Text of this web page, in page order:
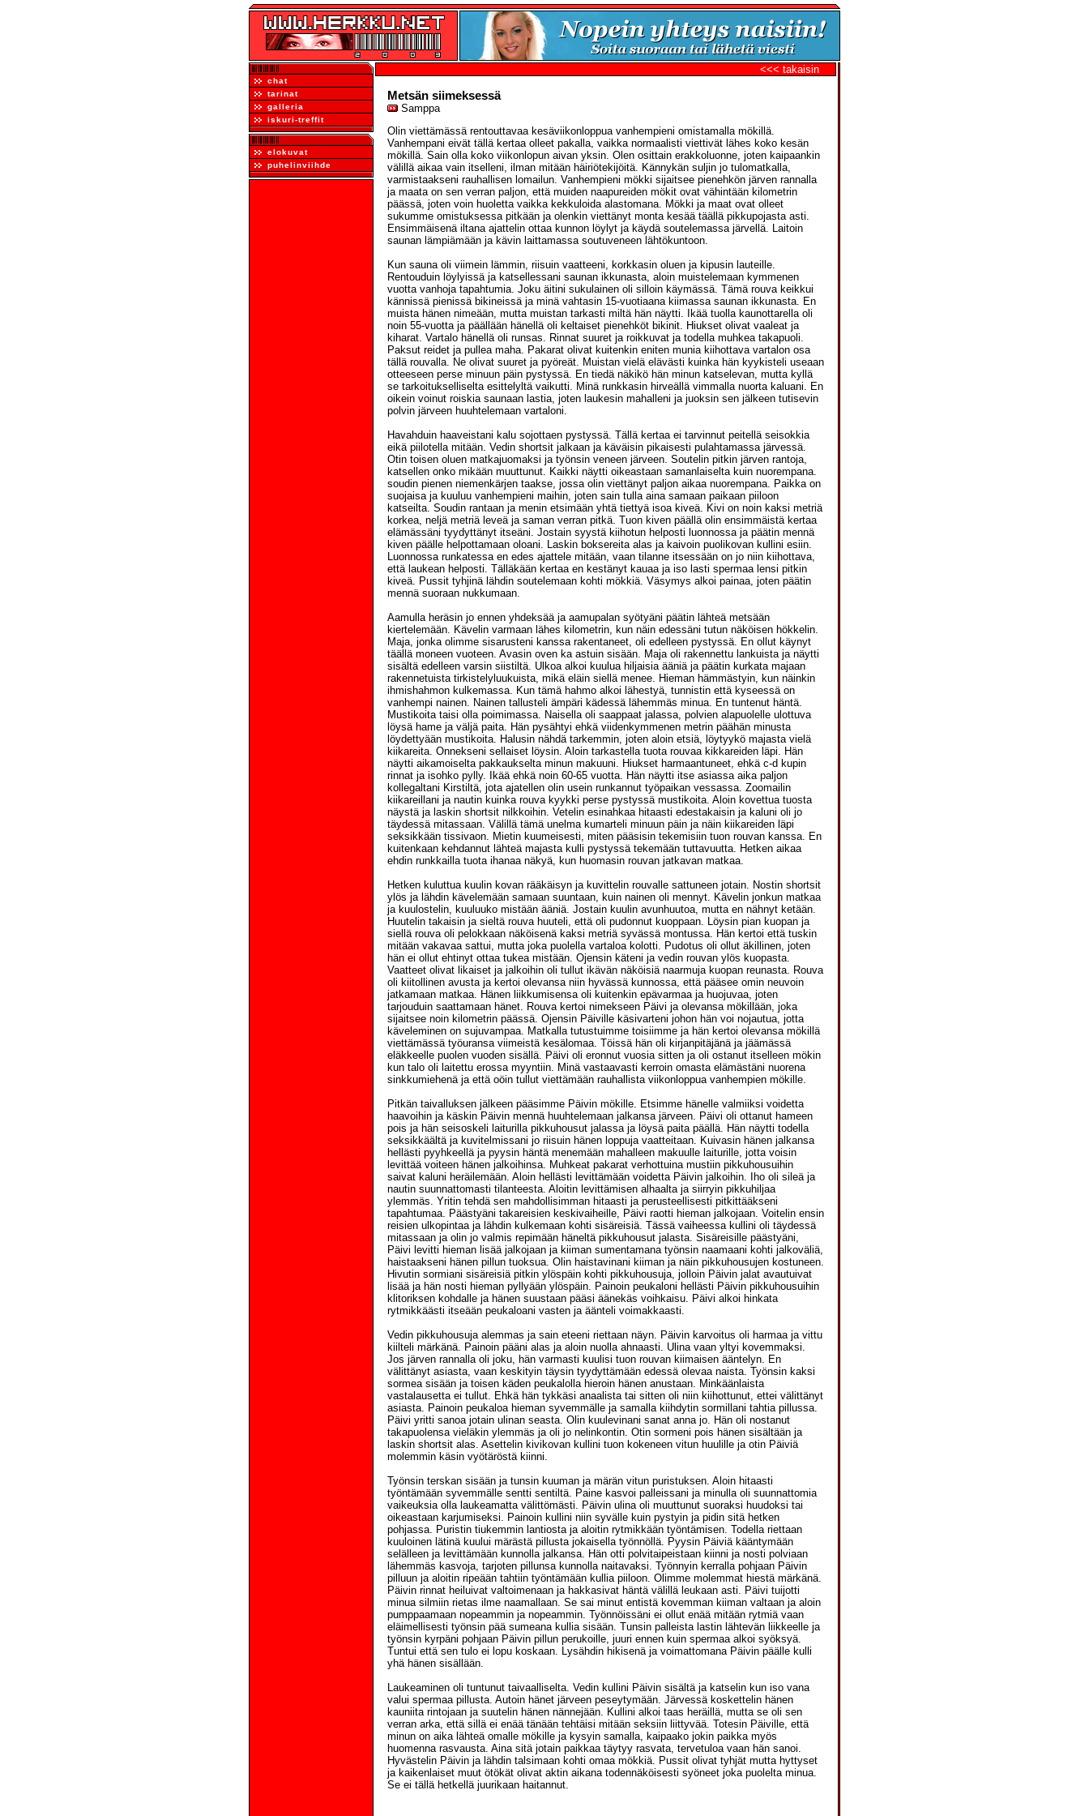
chat
tarinat
galleria
iskuri-treffit
elokuvat
puhelinviihde
<<< takaisin
Metsän siimeksessä
Samppa
Olin viettämässä rentouttavaa kesäviikonloppua vanhempieni omistamalla mökillä.
Vanhempani eivät tällä kertaa olleet pakalla, vaikka normaalisti viettivät lähes koko kesän
mökillä. Sain olla koko viikonlopun aivan yksin. Olen osittain erakkoluonne, joten kaipaankin
välillä aikaa vain itselleni, ilman mitään häiriötekijöitä. Kännykän suljin jo tulomatkalla,
varmistaakseni rauhallisen lomailun. Vanhempieni mökki sijaitsee pienehkön järven rannalla
ja maata on sen verran paljon, että muiden naapureiden mökit ovat vähintään kilometrin
päässä, joten voin huoletta vaikka kekkuloida alastomana. Mökki ja maat ovat olleet
sukumme omistuksessa pitkään ja olenkin viettänyt monta kesää täällä pikkupojasta asti.
Ensimmäisenä iltana ajattelin ottaa kunnon löylyt ja käydä soutelemassa järvellä. Laitoin
saunan lämpiämään ja kävin laittamassa soutuveneen lähtökuntoon.
Kun sauna oli viimein lämmin, riisuin vaatteeni, korkkasin oluen ja kipusin lauteille.
Rentouduin löylyissä ja katsellessani saunan ikkunasta, aloin muistelemaan kymmenen
vuotta vanhoja tapahtumia. Joku äitini sukulainen oli silloin käymässä. Tämä rouva keikkui
kännissä pienissä bikineissä ja minä vahtasin 15-vuotiaana kiimassa saunan ikkunasta. En
muista hänen nimeään, mutta muistan tarkasti miltä hän näytti. Ikää tuolla kaunottarella oli
noin 55-vuotta ja päällään hänellä oli keltaiset pienehköt bikinit. Hiukset olivat vaaleat ja
kiharat. Vartalo hänellä oli runsas. Rinnat suuret ja roikkuvat ja todella muhkea takapuoli.
Paksut reidet ja pullea maha. Pakarat olivat kuitenkin eniten munia kiihottava vartalon osa
tällä rouvalla. Ne olivat suuret ja pyöreät. Muistan vielä elävästi kuinka hän kyykisteli useaan
otteeseen perse minuun päin pystyssä. En tiedä näkikö hän minun katselevan, mutta kyllä
se tarkoitukselliselta esittelyltä vaikutti. Minä runkkasin hirveällä vimmalla nuorta kaluani. En
oikein voinut roiskia saunaan lastia, joten laukesin mahalleni ja juoksin sen jälkeen tutisevin
polvin järveen huuhtelemaan vartaloni.
Havahduin haaveistani kalu sojottaen pystyssä. Tällä kertaa ei tarvinnut peitellä seisokkia
eikä piilotella mitään. Vedin shortsit jalkaan ja käväisin pikaisesti pulahtamassa järvessä.
Otin toisen oluen matkajuomaksi ja työnsin veneen järveen. Soutelin pitkin järven rantoja,
katsellen onko mikään muuttunut. Kaikki näytti oikeastaan samanlaiselta kuin nuorempana.
soudin pienen niemenkärjen taakse, jossa olin viettänyt paljon aikaa nuorempana. Paikka on
suojaisa ja kuuluu vanhempieni maihin, joten sain tulla aina samaan paikaan piiloon
katseilta. Soudin rantaan ja menin etsimään yhtä tiettyä isoa kiveä. Kivi on noin kaksi metriä
korkea, neljä metriä leveä ja saman verran pitkä. Tuon kiven päällä olin ensimmäistä kertaa
elämässäni tyydyttänyt itseäni. Jostain syystä kiihotun helposti luonnossa ja päätin mennä
kiven päälle helpottamaan oloani. Laskin boksereita alas ja kaivoin puolikovan kullini esiin.
Luonnossa runkatessa en edes ajattele mitään, vaan tilanne itsessään on jo niin kiihottava,
että laukean helposti. Tälläkään kertaa en kestänyt kauaa ja iso lasti spermaa lensi pitkin
kiveä. Pussit tyhjinä lähdin soutelemaan kohti mökkiä. Väsymys alkoi painaa, joten päätin
mennä suoraan nukkumaan.
Aamulla heräsin jo ennen yhdeksää ja aamupalan syötyäni päätin lähteä metsään
kiertelemään. Kävelin varmaan lähes kilometrin, kun näin edessäni tutun näköisen hökkelin.
Maja, jonka olimme sisarusteni kanssa rakentaneet, oli edelleen pystyssä. En ollut käynyt
täällä moneen vuoteen. Avasin oven ka astuin sisään. Maja oli rakennettu lankuista ja näytti
sisältä edelleen varsin siistiltä. Ulkoa alkoi kuulua hiljaisia ääniä ja päätin kurkata majaan
rakennetuista tirkistelyluukuista, mikä eläin siellä menee. Hieman hämmästyin, kun näinkin
ihmishahmon kulkemassa. Kun tämä hahmo alkoi lähestyä, tunnistin että kyseessä on
vanhempi nainen. Nainen tallusteli ämpäri kädessä lähemmäs minua. En tuntenut häntä.
Mustikoita taisi olla poimimassa. Naisella oli saappaat jalassa, polvien alapuolelle ulottuva
löysä hame ja väljä paita. Hän pysähtyi ehkä viidenkymmenen metrin päähän minusta
löydettyään mustikoita. Halusin nähdä tarkemmin, joten aloin etsiä, löytyykö majasta vielä
kiikareita. Onnekseni sellaiset löysin. Aloin tarkastella tuota rouvaa kikkareiden läpi. Hän
näytti aikamoiselta pakkaukselta minun makuuni. Hiukset harmaantuneet, ehkä c-d kupin
rinnat ja isohko pylly. Ikää ehkä noin 60-65 vuotta. Hän näytti itse asiassa aika paljon
kollegaltani Kirstiltä, jota ajatellen olin usein runkannut työpaikan vessassa. Zoomailin
kiikareillani ja nautin kuinka rouva kyykki perse pystyssä mustikoita. Aloin kovettua tuosta
näystä ja laskin shortsit nilkkoihin. Vetelin esinahkaa hitaasti edestakaisin ja kaluni oli jo
täydessä mitassaan. Välillä tämä unelma kumarteli minuun päin ja näin kiikareiden läpi
seksikkään tissivaon. Mietin kuumeisesti, miten pääsisin tekemisiin tuon rouvan kanssa. En
kuitenkaan kehdannut lähteä majasta kulli pystyssä tekemään tuttavuutta. Hetken aikaa
ehdin runkkailla tuota ihanaa näkyä, kun huomasin rouvan jatkavan matkaa.
Hetken kuluttua kuulin kovan rääkäisyn ja kuvittelin rouvalle sattuneen jotain. Nostin shortsit
ylös ja lähdin kävelemään samaan suuntaan, kuin nainen oli mennyt. Kävelin jonkun matkaa
ja kuulostelin, kuuluuko mistään ääniä. Jostain kuulin avunhuutoa, mutta en nähnyt ketään.
Huutelin takaisin ja sieltä rouva huuteli, että oli pudonnut kuoppaan. Löysin pian kuopan ja
siellä rouva oli pelokkaan näköisenä kaksi metriä syvässä montussa. Hän kertoi että tuskin
mitään vakavaa sattui, mutta joka puolella vartaloa kolotti. Pudotus oli ollut äkillinen, joten
hän ei ollut ehtinyt ottaa tukea mistään. Ojensin käteni ja vedin rouvan ylös kuopasta.
Vaatteet olivat likaiset ja jalkoihin oli tullut ikävän näköisiä naarmuja kuopan reunasta. Rouva
oli kiitollinen avusta ja kertoi olevansa niin hyvässä kunnossa, että pääsee omin neuvoin
jatkamaan matkaa. Hänen liikkumisensa oli kuitenkin epävarmaa ja huojuvaa, joten
tarjouduin saattamaan hänet. Rouva kertoi nimekseen Päivi ja olevansa mökillään, joka
sijaitsee noin kilometrin päässä. Ojensin Päiville käsivarteni johon hän voi nojautua, jotta
käveleminen on sujuvampaa. Matkalla tutustuimme toisiimme ja hän kertoi olevansa mökillä
viettämässä työuransa viimeistä kesälomaa. Töissä hän oli kirjanpitäjänä ja jäämässä
eläkkeelle puolen vuoden sisällä. Päivi oli eronnut vuosia sitten ja oli ostanut itselleen mökin
kun talo oli laitettu erossa myyntiin. Minä vastaavasti kerroin omasta elämästäni nuorena
sinkkumiehenä ja että oöin tullut viettämään rauhallista viikonloppua vanhempien mökille.
Pitkän taivalluksen jälkeen pääsimme Päivin mökille. Etsimme hänelle valmiiksi voidetta
haavoihin ja käskin Päivin mennä huuhtelemaan jalkansa järveen. Päivi oli ottanut hameen
pois ja hän seisoskeli laiturilla pikkuhousut jalassa ja löysä paita päällä. Hän näytti todella
seksikkäältä ja kuvitelmissani jo riisuin hänen loppuja vaatteitaan. Kuivasin hänen jalkansa
hellästi pyyhkeellä ja pyysin häntä menemään mahalleen makuulle laiturille, jotta voisin
levittää voiteen hänen jalkoihinsa. Muhkeat pakarat verhottuina mustiin pikkuhousuihin
saivat kaluni heräilemään. Aloin hellästi levittämään voidetta Päivin jalkoihin. Iho oli sileä ja
nautin suunnattomasti tilanteesta. Aloitin levittämisen alhaalta ja siirryin pikkuhiljaa
ylemmäs. Yritin tehdä sen mahdollisimman hitaasti ja perusteellisesti pitkittääkseni
tapahtumaa. Päästyäni takareisien keskivaiheille, Päivi raotti hieman jalkojaan. Voitelin ensin
reisien ulkopintaa ja lähdin kulkemaan kohti sisäreisiä. Tässä vaiheessa kullini oli täydessä
mitassaan ja olin jo valmis repimään häneltä pikkuhousut jalasta. Sisäreisille päästyäni,
Päivi levitti hieman lisää jalkojaan ja kiiman sumentamana työnsin naamaani kohti jalkoväliä,
haistaakseni hänen pillun tuoksua. Olin haistavinani kiiman ja näin pikkuhousujen kostuneen.
Hivutin sormiani sisäreisiä pitkin ylöspäin kohti pikkuhousuja, jolloin Päivin jalat avautuivat
lisää ja hän nosti hieman pyllyään ylöspäin. Painoin peukaloni hellästi Päivin pikkuhousuihin
klitoriksen kohdalle ja hänen suustaan pääsi äänekäs voihkaisu. Päivi alkoi hinkata
rytmikkäästi itseään peukaloani vasten ja äänteli voimakkaasti.
Vedin pikkuhousuja alemmas ja sain eteeni riettaan näyn. Päivin karvoitus oli harmaa ja vittu
kiilteli märkänä. Painoin pääni alas ja aloin nuolla ahnaasti. Ulina vaan yltyi kovemmaksi.
Jos järven rannalla oli joku, hän varmasti kuulisi tuon rouvan kiimaisen ääntelyn. En
välittänyt asiasta, vaan keskityin täysin tyydyttämään edessä olevaa naista. Työnsin kaksi
sormea sisään ja toisen käden peukalolla hieroin hänen anustaan. Minkäänlaista
vastalausetta ei tullut. Ehkä hän tykkäsi anaalista tai sitten oli niin kiihottunut, ettei välittänyt
asiasta. Painoin peukaloa hieman syvemmälle ja samalla kiihdytin sormillani tahtia pillussa.
Päivi yritti sanoa jotain ulinan seasta. Olin kuulevinani sanat anna jo. Hän oli nostanut
takapuolensa vieläkin ylemmäs ja oli jo nelinkontin. Otin sormeni pois hänen sisältään ja
laskin shortsit alas. Asettelin kivikovan kullini tuon kokeneen vitun huulille ja otin Päiviä
molemmin käsin vyötäröstä kiinni.
Työnsin terskan sisään ja tunsin kuuman ja märän vitun puristuksen. Aloin hitaasti
työntämään syvemmälle sentti sentiltä. Paine kasvoi palleissani ja minulla oli suunnattomia
vaikeuksia olla laukeamatta välittömästi. Päivin ulina oli muuttunut suoraksi huudoksi tai
oikeastaan karjumiseksi. Painoin kullini niin syvälle kuin pystyin ja pidin sitä hetken
pohjassa. Puristin tiukemmin lantiosta ja aloitin rytmikkään työntämisen. Todella riettaan
kuuloinen lätinä kuului märästä pillusta jokaisella työnnöllä. Pyysin Päiviä kääntymään
selälleen ja levittämään kunnolla jalkansa. Hän otti polvitaipeistaan kiinni ja nosti polviaan
lähemmäs kasvoja, tarjoten pillunsa kunnolla naitavaksi. Työnnyin kerralla pohjaan Päivin
pilluun ja aloitin ripeään tahtiin työntämään kullia piiloon. Olimme molemmat hiestä märkänä.
Päivin rinnat heiluivat valtoimenaan ja hakkasivat häntä välillä leukaan asti. Päivi tuijotti
minua silmiin rietas ilme naamallaan. Se sai minut entistä kovemman kiiman valtaan ja aloin
pumppaamaan nopeammin ja nopeammin. Työnnöissäni ei ollut enää mitään rytmiä vaan
eläimellisesti työnsin pää sumeana kullia sisään. Tunsin palleista lastin lähtevän liikkeelle ja
työnsin kyrpäni pohjaan Päivin pillun perukoille, juuri ennen kuin spermaa alkoi syöksyä.
Tuntui että sen tulo ei lopu koskaan. Lysähdin hikisenä ja voimattomana Päivin päälle kulli
yhä hänen sisällään.
Laukeaminen oli tuntunut taivaalliselta. Vedin kullini Päivin sisältä ja katselin kun iso vana
valui spermaa pillusta. Autoin hänet järveen peseytymään. Järvessä koskettelin hänen
kauniita rintojaan ja suutelin hänen nännejään. Kullini alkoi taas heräillä, mutta se oli sen
verran arka, että sillä ei enää tänään tehtäisi mitään seksiin liittyvää. Totesin Päiville, että
minun on aika lähteä omalle mökille ja kysyin samalla, kaipaako jokin paikka myös
huomenna rasvausta. Aina sitä jotain paikkaa täytyy rasvata, tervetuloa vaan hän sanoi.
Hyvästelin Päivin ja lähdin talsimaan kohti omaa mökkiä. Pussit olivat tyhjät mutta hyttyset
ja kaikenlaiset muut ötökät olivat aktin aikana todennäköisesti syöneet joka puolelta minua.
Se ei tällä hetkellä juurikaan haitannut.